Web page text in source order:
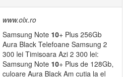
www.olx.ro
Samsung Note 10+ Plus 256Gb
Aura Black Telefoane Samsung 2
300 lei Timisoara Azi 2 300 lei:
Samsung Note 10+ Plus de 128Gb,
culoare Aura Black Am cutia la el